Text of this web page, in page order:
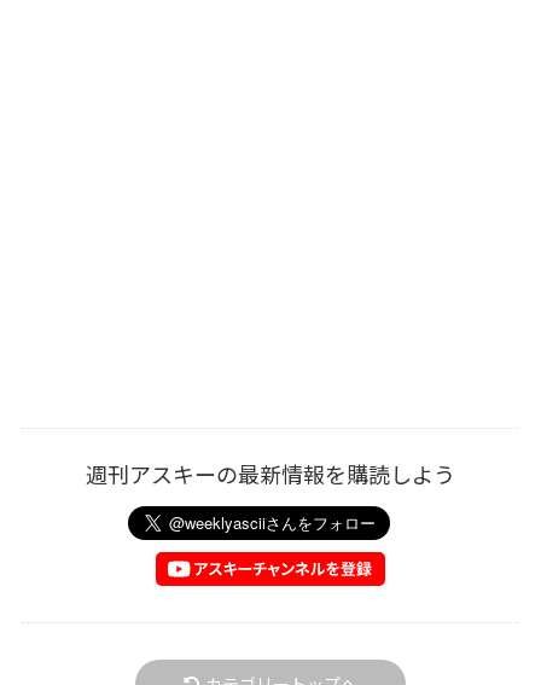
週刊アスキーの最新情報を購読しよう